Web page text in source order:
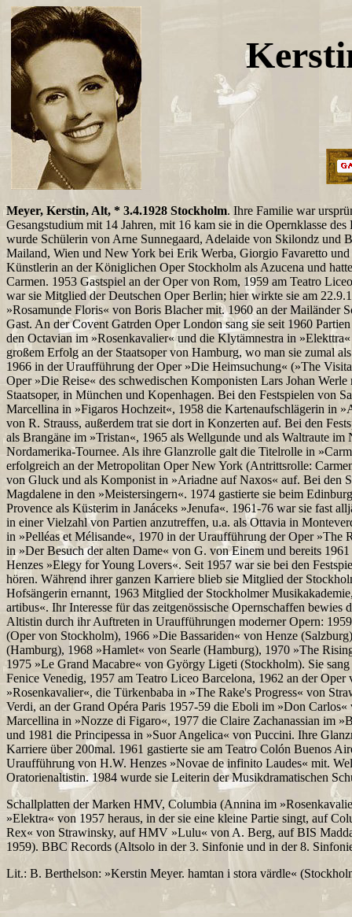
Meyer, Kerstin, Alt, * 3.4.1928 Stockholm. Ihre Familie war
Gesangstudium mit 14 Jahren, mit 16 kam sie in die Opernklasse
wurde Schülerin von Arne Sunnegaard, Adelaide von Skilondz und
Mailand, Wien und New York bei Erik Werba, Giorgio Favaretto
Künstlerin an der Königlichen Oper Stockholm als Azucena und
Carmen. 1953 Gastspiel an der Oper von Rom, 1959 am Teatro
war sie Mitglied der Deutschen Oper Berlin; hier wirkte sie am
»Rosamunde Floris« von Boris Blacher mit. 1960 an der Mailänder
Gast. An der Covent Gatrden Oper London sang sie seit 1960
den Octavian im »Rosenkavalier« und die Klytämnestra in
großem Erfolg an der Staatsoper von Hamburg, wo man sie zumal
1966 in der Uraufführung der Oper »Die Heimsuchung« (»The
Oper »Die Reise« des schwedischen Komponisten Lars Johan
Staatsoper, in München und Kopenhagen. Bei den Festspielen von
Marcellina in »Figaros Hochzeit«, 1958 die Kartenaufschlägerin in
von R. Strauss, außerdem trat sie dort in Konzerten auf. Bei den
als Brangäne im »Tristan«, 1965 als Wellgunde und als Waltraute
Nordamerika-Tournee. Als ihre Glanzrolle galt die Titelrolle in
erfolgreich an der Metropolitan Oper New York (Antrittsrolle:
von Gluck und als Komponist in »Ariadne auf Naxos« auf. Bei den
Magdalene in den »Meistersingern«. 1974 gastierte sie beim
Provence als Küsterim in Janáceks »Jenufa«. 1961-76 war sie fast
in einer Vielzahl von Partien anzutreffen, u.a. als Ottavia in
in »Pelléas et Mélisande«, 1970 in der Uraufführung der Oper
in »Der Besuch der alten Dame« von G. von Einem und bereits
Henzes »Elegy for Young Lovers«. Seit 1957 war sie bei den
hören. Während ihrer ganzen Karriere blieb sie Mitglied der
Hofsängerin ernannt, 1963 Mitglied der Stockholmer
artibus«. Ihr Interesse für das zeitgenössische Opernschaffen bewies
Altistin durch ihr Auftreten in Uraufführungen moderner Opern:
(Oper von Stockholm), 1966 »Die Bassariden« von Henze
(Hamburg), 1968 »Hamlet« von Searle (Hamburg), 1970 »The
1975 »Le Grand Macabre« von György Ligeti (Stockholm). Sie
Fenice Venedig, 1957 am Teatro Liceo Barcelona, 1962 an der
»Rosenkavalier«, die Türkenbaba in »The Rake's Progress« von
Verdi, an der Grand Opéra Paris 1957-59 die Eboli im »Don
Marcellina in »Nozze di Figaro«, 1977 die Claire Zachanassian im
und 1981 die Principessa in »Suor Angelica« von Puccini. Ihre
Karriere über 200mal. 1961 gastierte sie am Teatro Colón Buenos
Uraufführung von H.W. Henzes »Novae de infinito Laudes« mit.
Oratorienaltistin. 1984 wurde sie Leiterin der Musikdramatischen
Schallplatten der Marken HMV, Columbia (Annina im
»Elektra« von 1957 heraus, in der sie eine kleine Partie singt, auf
Rex« von Strawinsky, auf HMV »Lulu« von A. Berg, auf BIS
1959). BBC Records (Altsolo in der 3. Sinfonie und in der 8.
Lit.: B. Berthelson: »Kerstin Meyer. hamtan i stora värdle«